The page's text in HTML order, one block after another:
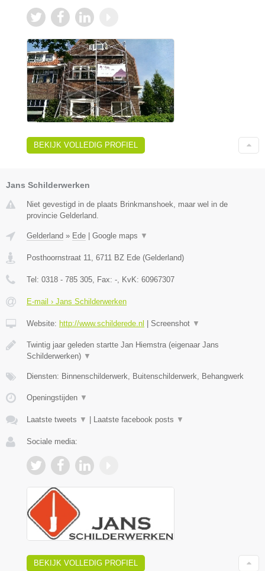
BEKIJK VOLLEDIG PROFIEL
Jans Schilderwerken
Niet gevestigd in de plaats Brinkmanshoek, maar wel in de
provincie Gelderland.
Gelderland » Ede Google maps ▼
Posthoornstraat 11 6711 BZ Ede (Gelderland)
Tel: 0318 - 785 305 , Fax: - , KvK: 60967307
E-mail › Jans Schilderwerken
Website: http://www.schilderede.nl Screenshot ▼
Twintig jaar geleden startte Jan Hiemstra (eigenaar Jans
Schilderwerken) ▼
Diensten: Binnenschilderwerk, Buitenschilderwerk, Behangwerk
Openingstijden ▼
Laatste tweets ▼ Laatste facebook posts ▼
Sociale media:
BEKIJK VOLLEDIG PROFIEL